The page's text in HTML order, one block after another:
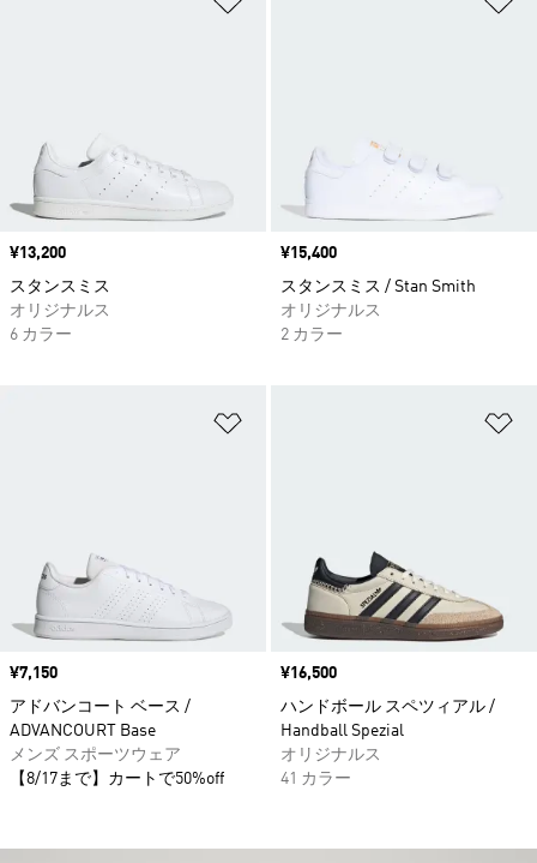
価格
¥13,200
スタンスミス
オリジナルス
6 カラー
価格
¥15,400
スタンスミス / Stan Smith
オリジナルス
2 カラー
価格
¥7,150
アドバンコート ベース /
ADVANCOURT Base
メンズ スポーツウェア
【8/17まで】カートで50%off
価格
¥16,500
ハンドボール スペツィアル /
Handball Spezial
オリジナルス
41 カラー